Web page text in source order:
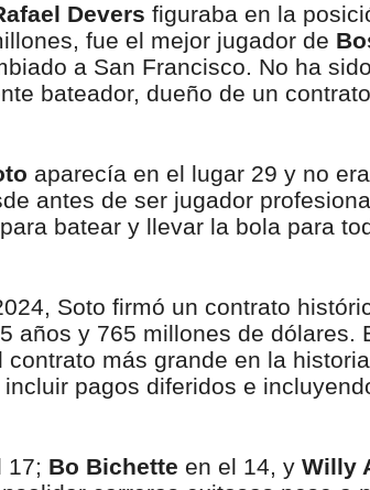
Devers figuraba en la
fue el mejor jugador de
a San Francisco. No ha
bateador, dueño de un
aparecía en el lugar 29 y no
antes de ser jugador
batear y llevar la bola para
Soto firmó un contrato
años y 765 millones de dólares.
contrato más grande en la
pagos diferidos e
17; Bo Bichette en el 14, y Willy